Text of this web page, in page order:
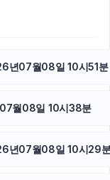
애견파양
하수구막힘
년07월08일 10시51분
월08일 10시38분
년07월08일 10시29